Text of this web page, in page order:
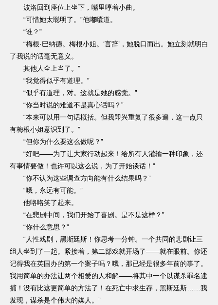
波洛回到座位上坐下，嘴里哼着小曲。
“可惜她太聪明了。”他嘟囔道。
“谁？”
“梅根·巴纳德。梅根小姐。‘言辞’，她脱口而出。她立刻就明白
了我说的话毫无意义。
其他人全上当了。”
“我觉得似乎有道理。”
“似乎有道理，对。这就是她的感觉。”
“你当时说的难道不是真心话吗？”
“本来可以用一句话概括。但我即兴重复了很多遍，这一点只
有梅根小姐意识到了。”
“但你为什么要这么做呢？”
“好吧——为了让大家行动起来！给所有人灌输一种印象，还
有事情要做！也许可以这么说，为了开始谈话！”
“你不认为这些调查方向能有什么结果吗？”
“哦，永远有可能。”
他咯咯笑了起来。
“在悲剧中间，我们开始了喜剧。是不是这样？”
“你什么意思？”
“人性戏剧，黑斯廷斯！你思考一分钟。一个共同的悲剧让三
组人坐到了一起。紧接着，第二部戏就开场了——就在眼前。你还
记得我在英国办的第一个案子吗？哦，那已经是很多年前的事了。
我用简单的办法让两个相爱的人和解——将其中一个以谋杀罪名逮
捕！没有比这更简单的方法了！在死亡中求生存，黑斯廷斯……我
发现，谋杀是个伟大的媒人。”